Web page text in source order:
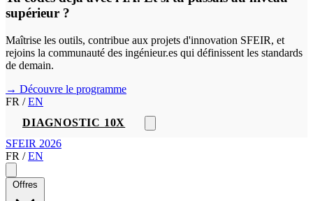
supérieur ?
Maîtrise les outils, contribue aux projets d'innovation SFEIR, et
rejoins la communauté des ingénieur.es qui définissent les standards
de demain.
→ Découvre le programme
FR / EN
DIAGNOSTIC 10X
SFEIR 2026
FR / EN
Offres